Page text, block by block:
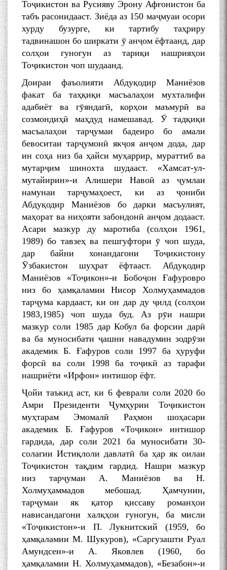
Тоҷикистон ва Русияву Эрону Афғонистон ба
табъ расонидааст. Зиёда аз 150 маҷмуаи осори
хурду бузурге, ки тартибу таҳриру
тадвинашон бо ширкати ӯ анҷом ёфтаанд, дар
солҳои гуногун аз тариқи нашрияҳои
Тоҷикистон чоп шудаанд.
Доираи фаъолияти Абдуқодир Маниёзов
факат ба таҳқиқи масъалаҳои мухталифи
адабиёт ва гӯяндагӣ, корҳои маъмурӣ ва
созмондиҳӣ маҳдуд намешавад. Ӯ тадқиқи
масъалаҳои тарҷумаи бадеиро бо амали
бевоситаи тарҷумонӣ якҷоя анҷом дода, дар
ин соҳа низ ба ҳайси муҳаррир, мураттиб ва
мутарҷим шинохта шудааст. «Хамсат-ул-
мутайирин»-и Алишери Навоӣ аз ҷумлаи
намунаи тарҷумаҳоест, ки аз ҷониби
Абдуқодир Маниёзов бо дарки масъулият,
маҳорат ва ниҳояти забондонӣ анҷом додааст.
Асари мазкур ду маротиба (солҳои 1961,
1989) бо тавзеҳ ва пешгуфтори ӯ чоп шуда,
дар байни хонандагони Тоҷикистону
Ӯзбакистон шуҳрат ёфтааст. Абдуқодир
Маниёзов «Тоҷикон»-и Бобоҷон Ғафуровро
низ бо ҳамқаламии Нисор Холмуҳаммадов
тарҷума кардааст, ки он дар ду ҷилд (солҳои
1983,1985) чоп шуда буд. Аз рӯи нашри
мазкур соли 1985 дар Кобул ба форсии дарӣ
ва ба муносибати ҷашни навадумин зодрӯзи
академик Б. Ғафуров соли 1997 ба ҳуруфи
форсӣ ва соли 1998 ба тоҷикӣ аз тарафи
нашриёти «Ирфон» интишор ёфт.
Ҷойи таъкид аст, ки 6 феврали соли 2020 бо
Амри Президенти Ҷумҳурии Тоҷикистон
муҳтарам Эмомалӣ Раҳмон шоҳасари
академик Б. Ғафуров «Тоҷикон» интишор
гардида, дар соли 2021 ба муносибати 30-
солагии Истиқлоли давлатӣ ба ҳар як оилаи
Тоҷикистон тақдим гардид. Нашри мазкур
низ тарҷумаи А. Маниёзов ва Н.
Холмуҳаммадов мебошад. Ҳамчунин,
тарҷумаи як қатор қиссаву романҳои
нависандагони халқҳои гуногун, ба мисли
«Тоҷикистон»-и П. Лукнитский (1959, бо
ҳамқаламии М. Шукуров), «Саргузашти Руал
Амундсен»-и А. Яковлев (1960, бо
ҳамқаламии Н. Холмуҳаммадов), «Безабон»-и